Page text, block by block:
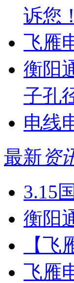
诉您！
飞雁
衡阳
子孔
电线
最新资
3.15
衡阳
【
飞雁